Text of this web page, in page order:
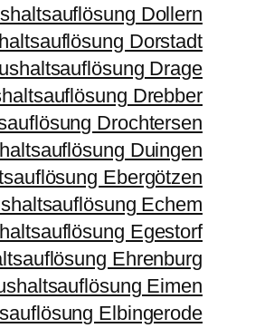
Dollern
Dorstadt
Drage
Drebber
Drochtersen
Duingen
Ebergötzen
Echem
Egestorf
Ehrenburg
Eimen
Elbingerode